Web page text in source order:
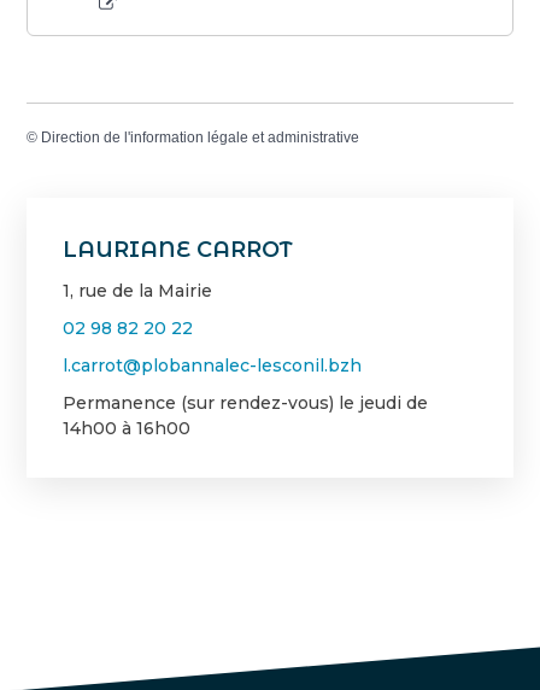
LAURIANE CARROT
1, rue de la Mairie
02 98 82 20 22
l.carrot@plobannalec-lesconil.bzh
Permanence (sur rendez-vous) le jeudi de
14h00 à 16h00
© Direction de l'information légale et administrative